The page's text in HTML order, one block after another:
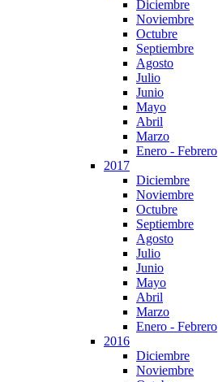
Diciembre
Noviembre
Octubre
Septiembre
Agosto
Julio
Junio
Mayo
Abril
Marzo
Enero - Febrero
2017
Diciembre
Noviembre
Octubre
Septiembre
Agosto
Julio
Junio
Mayo
Abril
Marzo
Enero - Febrero
2016
Diciembre
Noviembre